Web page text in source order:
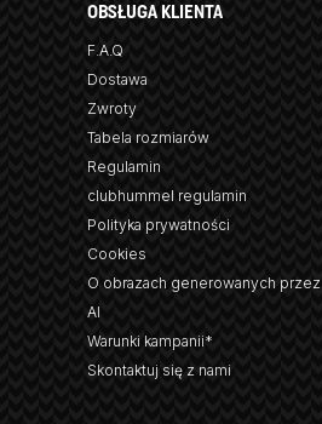
OBSŁUGA KLIENTA
F.A.Q
Dostawa
Zwroty
Tabela rozmiarów
Regulamin
clubhummel regulamin
Polityka prywatności
Cookies
O obrazach generowanych przez
AI
Warunki kampanii*
Skontaktuj się z nami